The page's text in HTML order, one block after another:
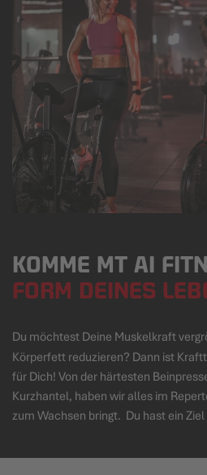
KOMME MT AI
FORM DEINES
Du möchtest Deine Muskelkraft
Körperfett reduzieren? Dann ist
für Dich! Von der härtesten
Kurzhantel, haben wir alles im
zum Wachsen bringt. Du hast ein